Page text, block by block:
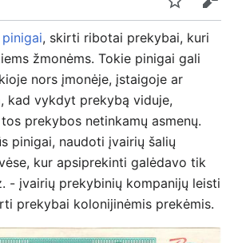
Stebėti
Keisti
pinigai, skirti ribotai prekybai, kuri
žmonėms. Tokie pinigai gali
nors įmonėje, įstaigoje ar
kad vykdyt prekybą viduje,
prekybos netinkamų asmenų.
pinigai, naudoti įvairių šalių
kur apsiprekinti galėdavo tik
- įvairių prekybinių kompanijų leisti
prekybai kolonijinėmis prekėmis.